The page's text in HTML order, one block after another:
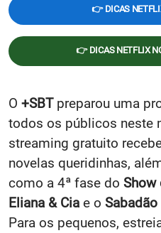
👉 DICAS
👉 DICAS NETFLIX
O +SBTpreparou uma
todos os públicos neste
streaming gratuito
novelas queridinhas,
como a 4ª fase do Show
Eliana & Cia e o
Para os pequenos,